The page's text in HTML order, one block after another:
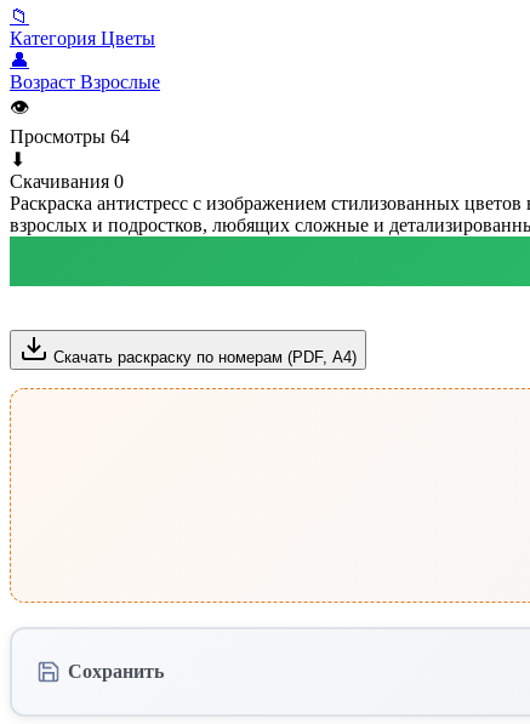
📁
Категория Цветы
👤
Возраст Взрослые
👁
Просмотры 64
⬇
Скачивания 0
Раскраска антистресс с изображением стилизованных
взрослых и подростков, любящих сложные и
Скачать раскраску по номерам (PDF, А4)
Сохранить